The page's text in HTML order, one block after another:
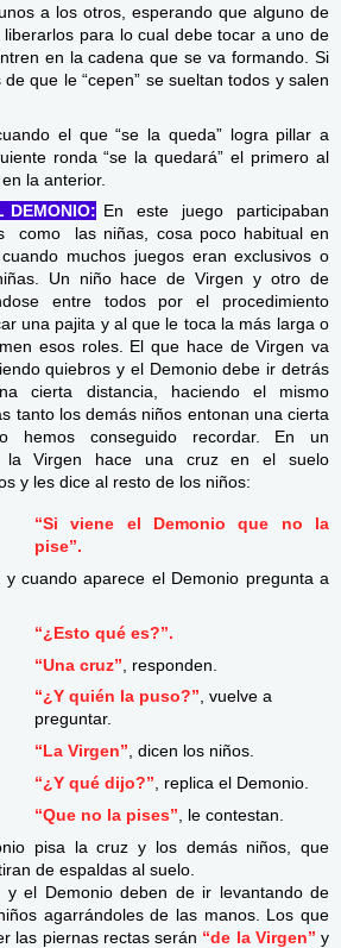
a los otros, esperando que alguno de
para lo cual debe tocar a uno de
en la cadena que se va formando. Si
que le “cepen” se sueltan todos y salen
el que “se la queda” logra pillar a
ronda “se la quedará” el primero al
la anterior.
DEMONIO: En este juego participaban
las niñas, cosa poco habitual en
muchos juegos eran exclusivos o
Un niño hace de Virgen y otro de
entre todos por el procedimiento
una pajita y al que le toca la más larga o
esos roles. El que hace de Virgen va
quiebros y el Demonio debe ir detrás
cierta distancia, haciendo el mismo
tanto los demás niños entonan una cierta
hemos conseguido recordar. En un
la Virgen hace una cruz en el suelo
y les dice al resto de los niños:
“Si viene el Demonio que no la
pise”.
cuando aparece el Demonio pregunta a
“¿Esto qué es?”.
“Una cruz” , responden.
“¿Y quién la puso?”, vuelve a
preguntar.
“La Virgen”, dicen los niños.
“¿Y qué dijo?” , replica el Demonio.
“Que no la pises” , le contestan.
pisa la cruz y los demás niños, que
de espaldas al suelo.
y el Demonio deben de ir levantando de
agarrándoles de las manos. Los que
las piernas rectas serán “de la Virgen” y